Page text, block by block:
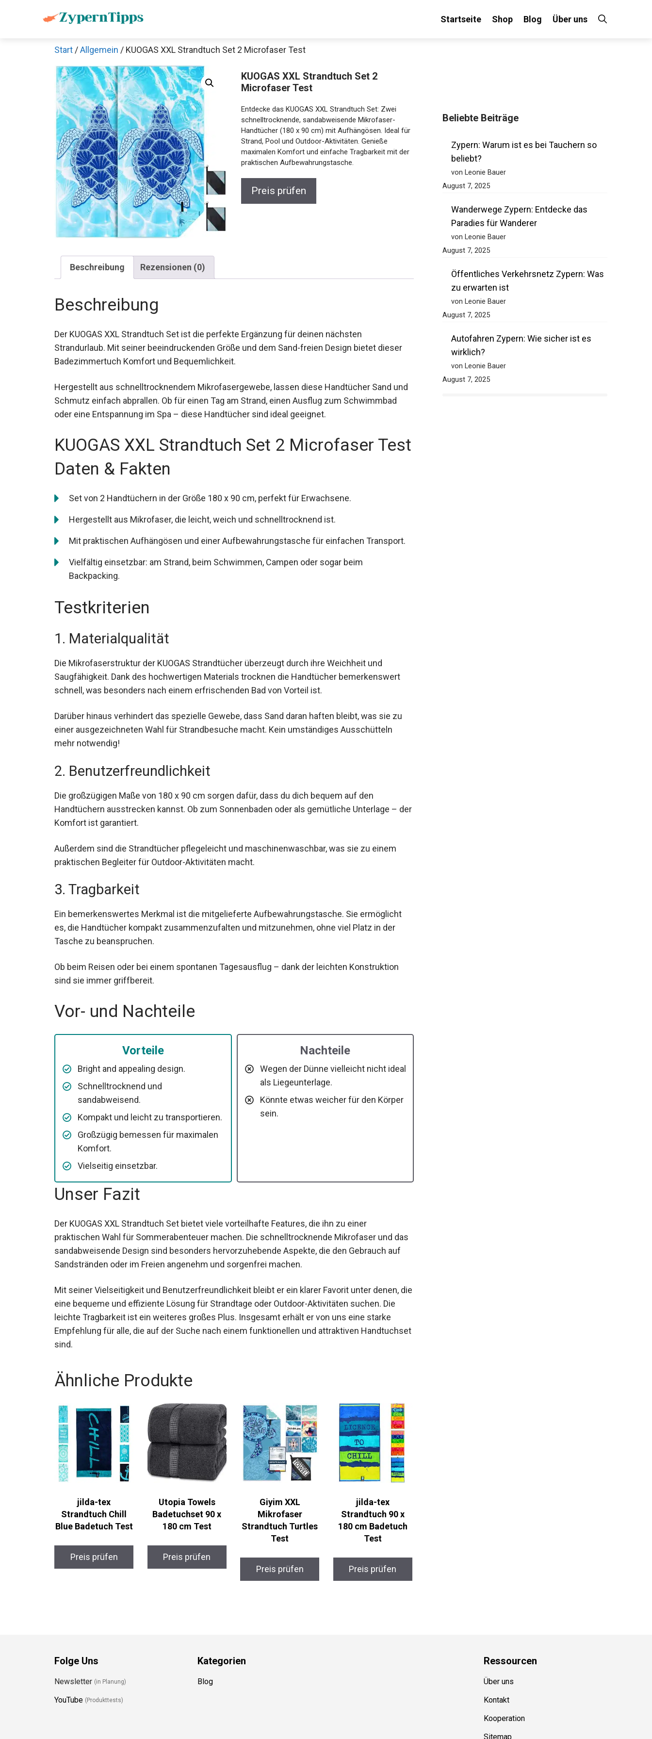
Startseite Shop Blog Über uns
Start /Allgemein / KUOGAS XXL Strandtuch Set 2 Microfaser Test
KUOGAS XXL Strandtuch Set 2
Microfaser Test
Entdecke das KUOGAS XXL Strandtuch Set: Zwei
schnelltrocknende, sandabweisende Mikrofaser-
Handtücher (180 x 90 cm) mit Aufhängösen. Ideal für
Strand, Pool und Outdoor-Aktivitäten. Genieße
maximalen Komfort und einfache Tragbarkeit mit der
praktischen Aufbewahrungstasche.
Preis prüfen
Beschreibung Rezensionen (0)
Beschreibung
Der KUOGAS XXL Strandtuch Set ist die perfekte Ergänzung für deinen nächsten
Strandurlaub. Mit seiner beeindruckenden Größe und dem Sand-freien Design bietet dieser
Badezimmertuch Komfort und Bequemlichkeit.
Hergestellt aus schnelltrocknendem Mikrofasergewebe, lassen diese Handtücher Sand und
Schmutz einfach abprallen. Ob für einen Tag am Strand, einen Ausflug zum Schwimmbad
oder eine Entspannung im Spa – diese Handtücher sind ideal geeignet.
KUOGAS XXL Strandtuch Set 2 Microfaser Test
Daten & Fakten
Set von 2 Handtüchern in der Größe 180 x 90 cm, perfekt für Erwachsene.
Hergestellt aus Mikrofaser, die leicht, weich und schnelltrocknend ist.
Mit praktischen Aufhängösen und einer Aufbewahrungstasche für einfachen Transport.
Vielfältig einsetzbar: am Strand, beim Schwimmen, Campen oder sogar beim
Backpacking.
Testkriterien
1. Materialqualität
Die Mikrofaserstruktur der KUOGAS Strandtücher überzeugt durch ihre Weichheit und
Saugfähigkeit. Dank des hochwertigen Materials trocknen die Handtücher bemerkenswert
schnell, was besonders nach einem erfrischenden Bad von Vorteil ist.
Darüber hinaus verhindert das spezielle Gewebe, dass Sand daran haften bleibt, was sie zu
einer ausgezeichneten Wahl für Strandbesuche macht. Kein umständiges Ausschütteln
mehr notwendig!
2. Benutzerfreundlichkeit
Die großzügigen Maße von 180 x 90 cm sorgen dafür, dass du dich bequem auf den
Handtüchern ausstrecken kannst. Ob zum Sonnenbaden oder als gemütliche Unterlage – der
Komfort ist garantiert.
Außerdem sind die Strandtücher pflegeleicht und maschinenwaschbar, was sie zu einem
praktischen Begleiter für Outdoor-Aktivitäten macht.
3. Tragbarkeit
Ein bemerkenswertes Merkmal ist die mitgelieferte Aufbewahrungstasche. Sie ermöglicht
es, die Handtücher kompakt zusammenzufalten und mitzunehmen, ohne viel Platz in der
Tasche zu beanspruchen.
Ob beim Reisen oder bei einem spontanen Tagesausflug – dank der leichten Konstruktion
sind sie immer griffbereit.
Vor- und Nachteile
Vorteile
Bright and appealing design.
Schnelltrocknend und
sandabweisend.
Kompakt und leicht zu transportieren.
Großzügig bemessen für maximalen
Komfort.
Vielseitig einsetzbar.
Nachteile
Wegen der Dünne vielleicht nicht ideal
als Liegeunterlage.
Könnte etwas weicher für den Körper
sein.
Unser Fazit
Der KUOGAS XXL Strandtuch Set bietet viele vorteilhafte Features, die ihn zu einer
praktischen Wahl für Sommerabenteuer machen. Die schnelltrocknende Mikrofaser und das
sandabweisende Design sind besonders hervorzuhebende Aspekte, die den Gebrauch auf
Sandstränden oder im Freien angenehm und sorgenfrei machen.
Mit seiner Vielseitigkeit und Benutzerfreundlichkeit bleibt er ein klarer Favorit unter denen, die
eine bequeme und effiziente Lösung für Strandtage oder Outdoor-Aktivitäten suchen. Die
leichte Tragbarkeit ist ein weiteres großes Plus. Insgesamt erhält er von uns eine starke
Empfehlung für alle, die auf der Suche nach einem funktionellen und attraktiven Handtuchset
sind.
Ähnliche Produkte
jilda-tex
Strandtuch Chill
Blue Badetuch Test
Preis prüfen
Utopia Towels
Badetuchset 90 x
180 cm Test
Preis prüfen
Giyim XXL
Mikrofaser
Strandtuch Turtles
Test
Preis prüfen
jilda-tex
Strandtuch 90 x
180 cm Badetuch
Test
Preis prüfen
Beliebte Beiträge
Zypern: Warum ist es bei Tauchern so
beliebt?
von Leonie Bauer
August 7, 2025
Wanderwege Zypern: Entdecke das
Paradies für Wanderer
von Leonie Bauer
August 7, 2025
Öffentliches Verkehrsnetz Zypern: Was
zu erwarten ist
von Leonie Bauer
August 7, 2025
Autofahren Zypern: Wie sicher ist es
wirklich?
von Leonie Bauer
August 7, 2025
Folge Uns
Newsletter (in Planung)
YouTube (Produkttests)
Kategorien
Blog
Ressourcen
Über uns
Kontakt
Kooperation
Sitemap